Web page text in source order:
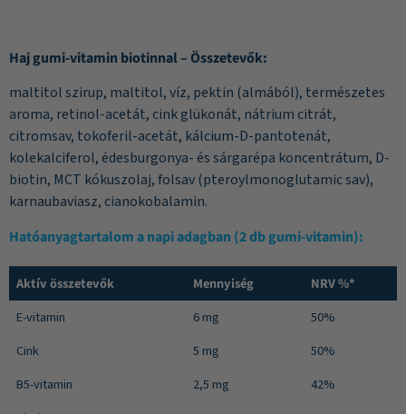
Haj gumi-vitamin biotinnal – Összetevők:
maltitol szirup, maltitol, víz, pektin (almából), természetes
aroma, retinol-acetát, cink glükonát, nátrium citrát,
citromsav, tokoferil-acetát, kálcium-D-pantotenát,
kolekalciferol, édesburgonya- és sárgarépa koncentrátum, D-
biotin, MCT kókuszolaj, folsav (pteroylmonoglutamic sav),
karnaubaviasz, cianokobalamin.
Hatóanyagtartalom a napi adagban (2 db gumi-vitamin):
Aktív összetevők Mennyiség
NRV %*
E-vitamin
6 mg
50%
Cink
5 mg
50%
B5-vitamin
2,5 mg
42%